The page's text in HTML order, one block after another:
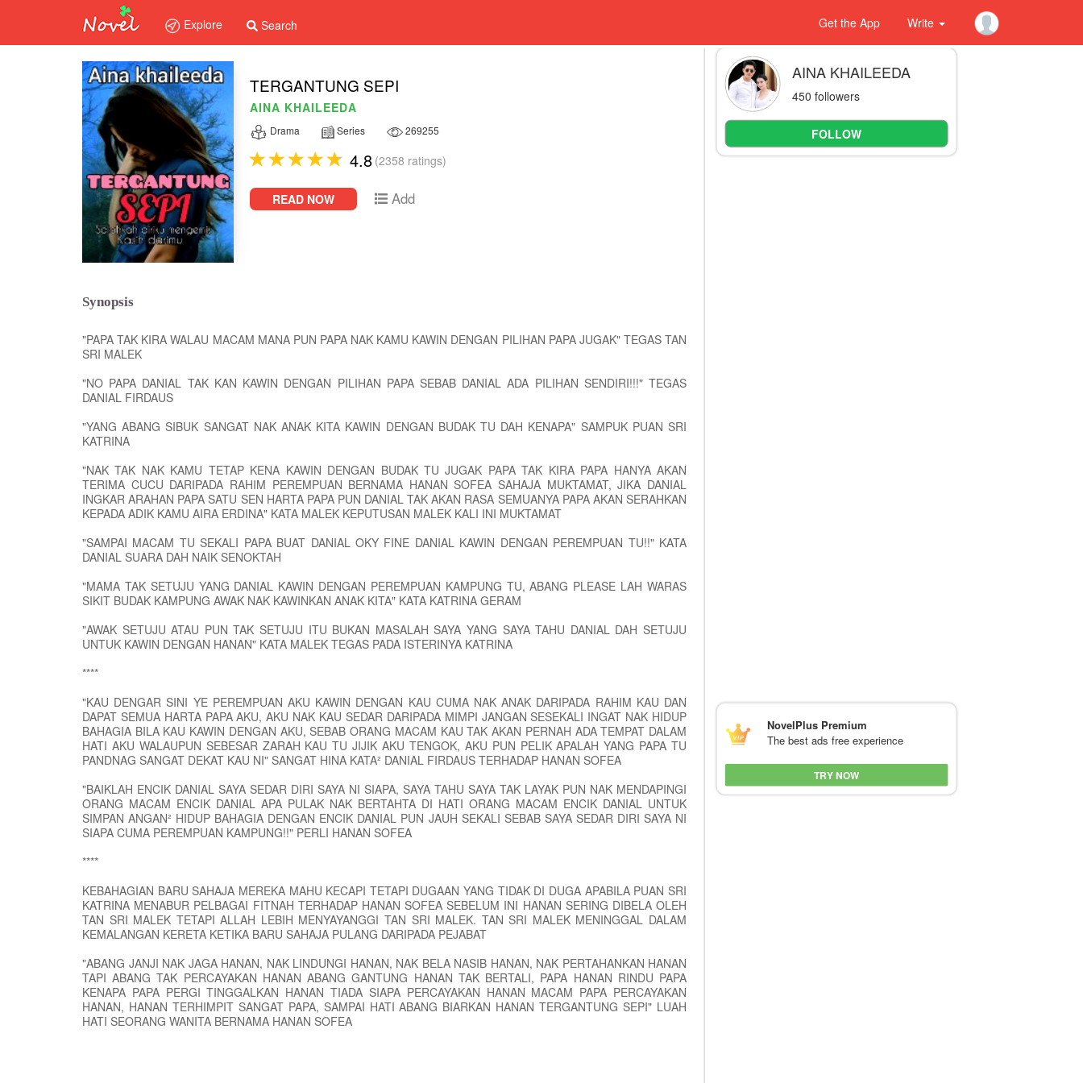
Explore Search Get the App Write
TERGANTUNG SEPI
AINA KHAILEEDA
Drama Series 269255
4.8 (2358 ratings)
READ NOW Add
Synopsis
"PAPA TAK KIRA WALAU MACAM MANA PUN PAPA NAK KAMU KAWIN DENGAN PILIHAN PAPA JUGAK" TEGAS TAN
SRI MALEK
"NO PAPA DANIAL TAK KAN KAWIN DENGAN PILIHAN PAPA SEBAB DANIAL ADA PILIHAN SENDIRI!!!" TEGAS
DANIAL FIRDAUS
"YANG ABANG SIBUK SANGAT NAK ANAK KITA KAWIN DENGAN BUDAK TU DAH KENAPA" SAMPUK PUAN SRI
KATRINA
"NAK TAK NAK KAMU TETAP KENA KAWIN DENGAN BUDAK TU JUGAK PAPA TAK KIRA PAPA HANYA AKAN
TERIMA CUCU DARIPADA RAHIM PEREMPUAN BERNAMA HANAN SOFEA SAHAJA MUKTAMAT, JIKA DANIAL
INGKAR ARAHAN PAPA SATU SEN HARTA PAPA PUN DANIAL TAK AKAN RASA SEMUANYA PAPA AKAN SERAHKAN
KEPADA ADIK KAMU AIRA ERDINA" KATA MALEK KEPUTUSAN MALEK KALI INI MUKTAMAT
"SAMPAI MACAM TU SEKALI PAPA BUAT DANIAL OKY FINE DANIAL KAWIN DENGAN PEREMPUAN TU!!" KATA
DANIAL SUARA DAH NAIK SENOKTAH
"MAMA TAK SETUJU YANG DANIAL KAWIN DENGAN PEREMPUAN KAMPUNG TU, ABANG PLEASE LAH WARAS
SIKIT BUDAK KAMPUNG AWAK NAK KAWINKAN ANAK KITA" KATA KATRINA GERAM
"AWAK SETUJU ATAU PUN TAK SETUJU ITU BUKAN MASALAH SAYA YANG SAYA TAHU DANIAL DAH SETUJU
UNTUK KAWIN DENGAN HANAN" KATA MALEK TEGAS PADA ISTERINYA KATRINA
****
"KAU DENGAR SINI YE PEREMPUAN AKU KAWIN DENGAN KAU CUMA NAK ANAK DARIPADA RAHIM KAU DAN
DAPAT SEMUA HARTA PAPA AKU, AKU NAK KAU SEDAR DARIPADA MIMPI JANGAN SESEKALI INGAT NAK HIDUP
BAHAGIA BILA KAU KAWIN DENGAN AKU, SEBAB ORANG MACAM KAU TAK AKAN PERNAH ADA TEMPAT DALAM
HATI AKU WALAUPUN SEBESAR ZARAH KAU TU JIJIK AKU TENGOK, AKU PUN PELIK APALAH YANG PAPA TU
PANDNAG SANGAT DEKAT KAU NI" SANGAT HINA KATA² DANIAL FIRDAUS TERHADAP HANAN SOFEA
"BAIKLAH ENCIK DANIAL SAYA SEDAR DIRI SAYA NI SIAPA, SAYA TAHU SAYA TAK LAYAK PUN NAK MENDAPINGI
ORANG MACAM ENCIK DANIAL APA PULAK NAK BERTAHTA DI HATI ORANG MACAM ENCIK DANIAL UNTUK
SIMPAN ANGAN² HIDUP BAHAGIA DENGAN ENCIK DANIAL PUN JAUH SEKALI SEBAB SAYA SEDAR DIRI SAYA NI
SIAPA CUMA PEREMPUAN KAMPUNG!!" PERLI HANAN SOFEA
****
KEBAHAGIAN BARU SAHAJA MEREKA MAHU KECAPI TETAPI DUGAAN YANG TIDAK DI DUGA APABILA PUAN SRI
KATRINA MENABUR PELBAGAI FITNAH TERHADAP HANAN SOFEA SEBELUM INI HANAN SERING DIBELA OLEH
TAN SRI MALEK TETAPI ALLAH LEBIH MENYAYANGGI TAN SRI MALEK. TAN SRI MALEK MENINGGAL DALAM
KEMALANGAN KERETA KETIKA BARU SAHAJA PULANG DARIPADA PEJABAT
"ABANG JANJI NAK JAGA HANAN, NAK LINDUNGI HANAN, NAK BELA NASIB HANAN, NAK PERTAHANKAN HANAN
TAPI ABANG TAK PERCAYAKAN HANAN ABANG GANTUNG HANAN TAK BERTALI, PAPA HANAN RINDU PAPA
KENAPA PAPA PERGI TINGGALKAN HANAN TIADA SIAPA PERCAYAKAN HANAN MACAM PAPA PERCAYAKAN
HANAN, HANAN TERHIMPIT SANGAT PAPA, SAMPAI HATI ABANG BIARKAN HANAN TERGANTUNG SEPI" LUAH
HATI SEORANG WANITA BERNAMA HANAN SOFEA
AINA KHAILEEDA
450 followers
FOLLOW
NovelPlus Premium
The best ads free experience
TRY NOW